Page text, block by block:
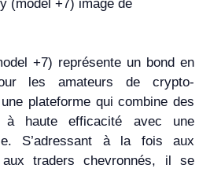
+7) représente un bond en
les amateurs de crypto-
plateforme qui combine des
à haute efficacité avec une
S’adressant à la fois aux
traders chevronnés, il se